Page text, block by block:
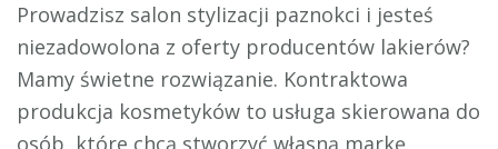
Prowadzisz salon stylizacji paznokci i jesteś
niezadowolona z oferty producentów lakierów?
Mamy świetne rozwiązanie. Kontraktowa
produkcja kosmetyków to usługa skierowana do